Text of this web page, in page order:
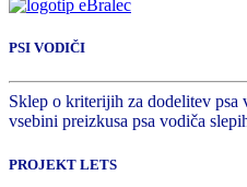
PSI VODIČI
Sklep o kriterijih za dodelitev psa
vsebini preizkusa psa vodiča
PROJEKT LETS